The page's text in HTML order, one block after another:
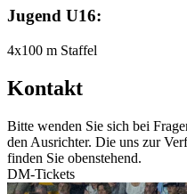
Jugend U16:
4x100 m Staffel
Kontakt
Bitte wenden Sie sich bei
den Ausrichter. Die uns zur
finden Sie obenstehend.
DM-Tickets